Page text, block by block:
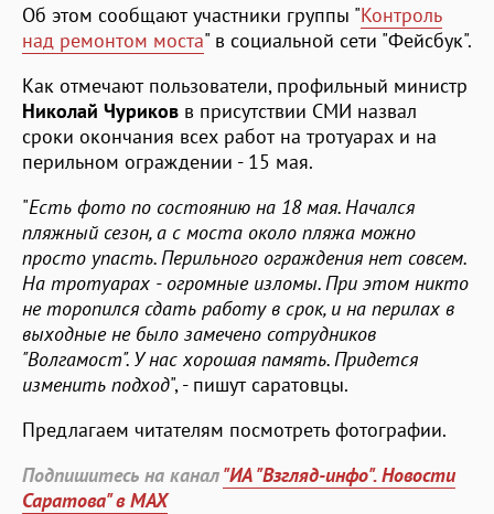
Об этом сообщают участники группы "Контроль
над ремонтом моста" в социальной сети "Фейсбук".
Как отмечают пользователи, профильный министр
Николай Чуриков в присутствии СМИ назвал
сроки окончания всех работ на тротуарах и на
перильном ограждении - 15 мая.
"Есть фото по состоянию на 18 мая. Начался
пляжный сезон, а с моста около пляжа можно
просто упасть. Перильного ограждения нет совсем.
На тротуарах - огромные изломы. При этом никто
не торопился сдать работу в срок, и на перилах в
выходные не было замечено сотрудников
"Волгамост". У нас хорошая память. Придется
изменить подход", - пишут саратовцы.
Предлагаем читателям посмотреть фотографии.
Подпишитесь на канал"ИА "Взгляд-инфо". Новости
Саратова" в MAX